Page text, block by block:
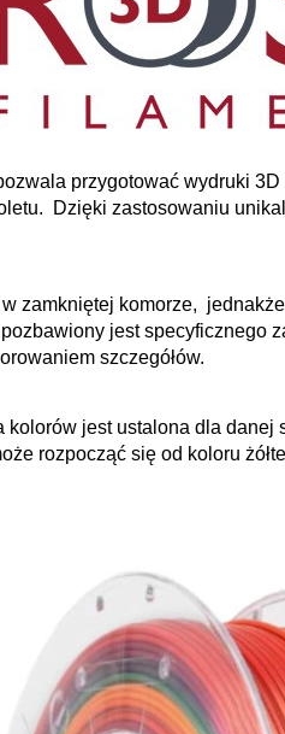
przygotować wydruki
Dzięki zastosowaniu
zamkniętej komorze,
jest
szczegółów.
jest ustalona dla
rozpocząć się od koloru